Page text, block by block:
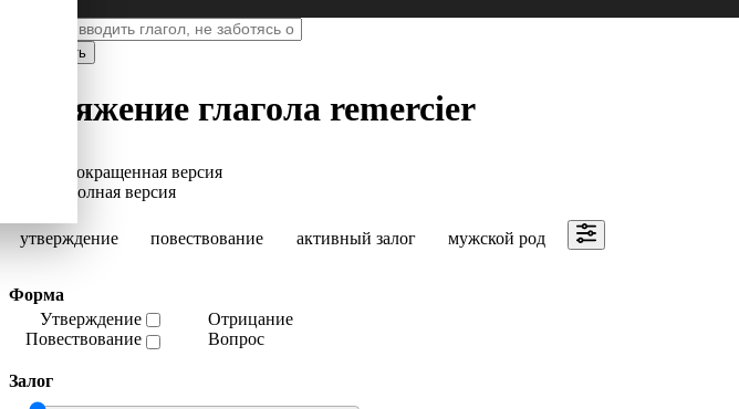
Спряжение глагола remercier
Сокращенная версия
Полная версия
утверждение повествование активный залог мужской род
Форма
Утверждение
Повествование
Отрицание
Вопрос
Залог